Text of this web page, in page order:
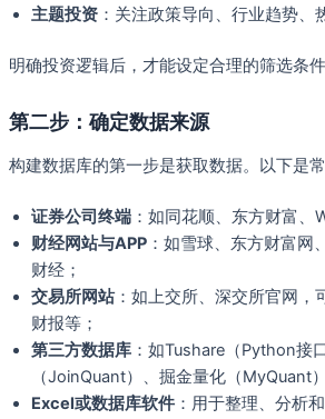
主题投资 ：关注政策导向、行业趋势、
明确投资逻辑后，才能设定合理的筛选条件
第二步：确定数据来源
构建数据库的第一步是获取数据。以下是
证券公司终端 ：如同花顺、东方财富、
财经网站与APP ：如雪球、东方财富网
财经；
交易所网站：如上交所、深交所官网，
财报等；
第三方数据库 ：如Tushare（Python接
（JoinQuant）、掘金量化（MyQuant
Excel或数据库软件 ：用于整理、分析